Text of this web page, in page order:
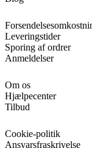
Leveringstider
Sporing af ordrer
Anmeldelser
Om os
Hjælpecenter
Tilbud
Cookie-politik
Ansvarsfraskrivelse